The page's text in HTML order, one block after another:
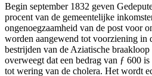
Begin september 1832 geven
procent van de gemeentelijke
ongenoegzaamheid van de post voor
worden aangewend tot voorziening in
bestrijden van de Aziatische
overweegt dat een bedrag van ƒ 600
tot wering van de cholera. Het wordt